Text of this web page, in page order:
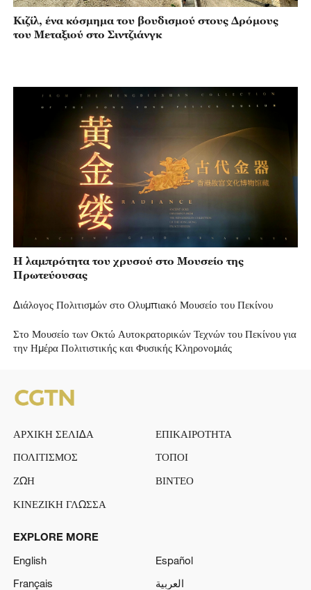
Κιζίλ, ένα κόσμημα του βουδισμού στους Δρόμους
του Μεταξιού στο Σιντζιάνγκ
Η λαμπρότητα του χρυσού στο Μουσείο της
Πρωτεύουσας
Διάλογος Πολιτισμών στο Ολυμπιακό Μουσείο του Πεκίνου
Στο Μουσείο των Οκτώ Αυτοκρατορικών Τεχνών του Πεκίνου για
την Ημέρα Πολιτιστικής και Φυσικής Κληρονομιάς
ΑΡΧΙΚΗ ΣΕΛΙΔΑ
ΕΠΙΚΑΙΡΟΤΗΤΑ
ΠΟΛΙΤΙΣΜΟΣ
ΤΟΠΟΙ
ΖΩΗ
ΒΙΝΤΕΟ
ΚΙΝΕΖΙΚΗ ΓΛΩΣΣΑ
EXPLORE MORE
English
Español
Français
العربية